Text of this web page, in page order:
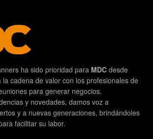
ha sido prioridad para MDC desde
la cadena de valor con los profesionales de
para generar negocios.
y novedades, damos voz a
y a nuevas generaciones, brindándoles
facilitar su labor.